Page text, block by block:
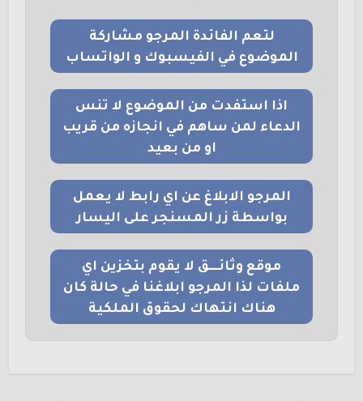
لتعم الفائدة المرجو مشاركة
الموضوع في الفيسبوك و الواتساب
اذا استفدت من الموضوع لا تنس
الدعاء لمن ساهم في انجازه من قريب
او من بعيد
المرجو الابلاغ عن اي رابط لا يعمل
بواسطة زر المسنجر على اليسار
موقع وثائــــق لا يقوم بتخزين اي
ملفات لذا المرجو ابلاغنا في حالة كان
هناك انتهاك لحقوق الملكية